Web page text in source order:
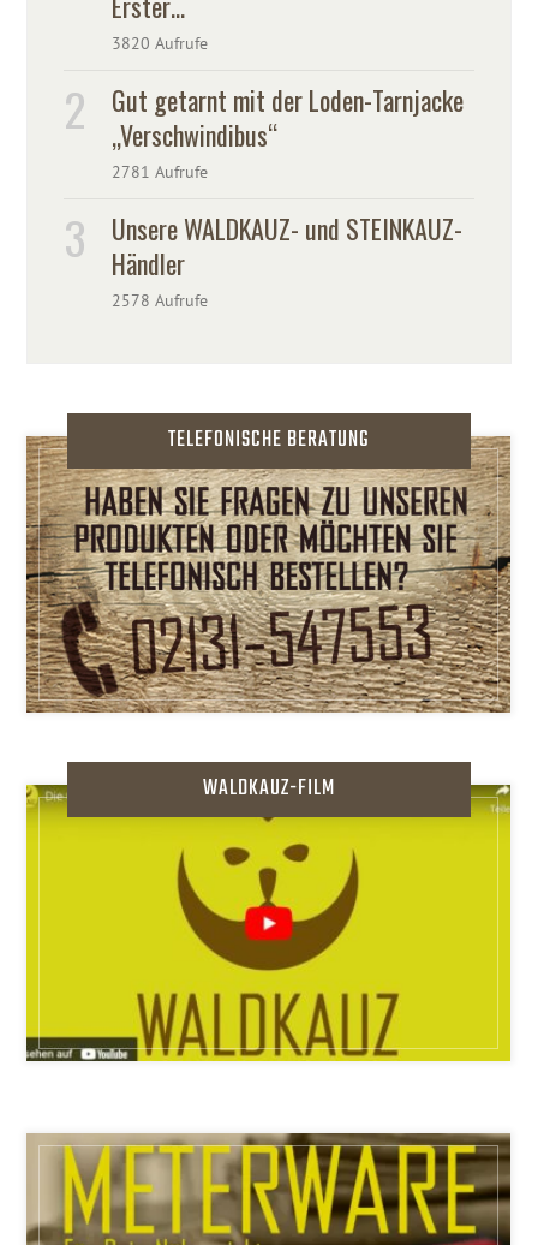
3820 Aufrufe
Gut getarnt mit der Loden-Tarnjacke
„Verschwindibus“
2781 Aufrufe
Unsere WALDKAUZ- und STEINKAUZ-
Händler
2578 Aufrufe
TELEFONISCHE BERATUNG
WALDKAUZ-FILM